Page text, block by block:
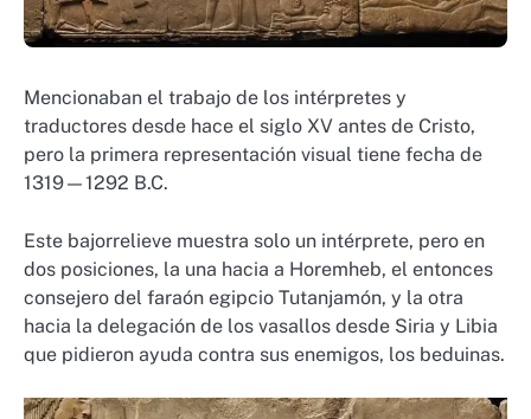
Mencionaban el trabajo de los intérpretes y
traductores desde hace el siglo XV antes de Cristo,
pero la primera representación visual tiene fecha de
1319—1292 B.C.
Este bajorrelieve muestra solo un intérprete, pero en
dos posiciones, la una hacia a Horemheb, el entonces
consejero del faraón egipcio Tutanjamón, y la otra
hacia la delegación de los vasallos desde Siria y Libia
que pidieron ayuda contra sus enemigos, los beduinas.